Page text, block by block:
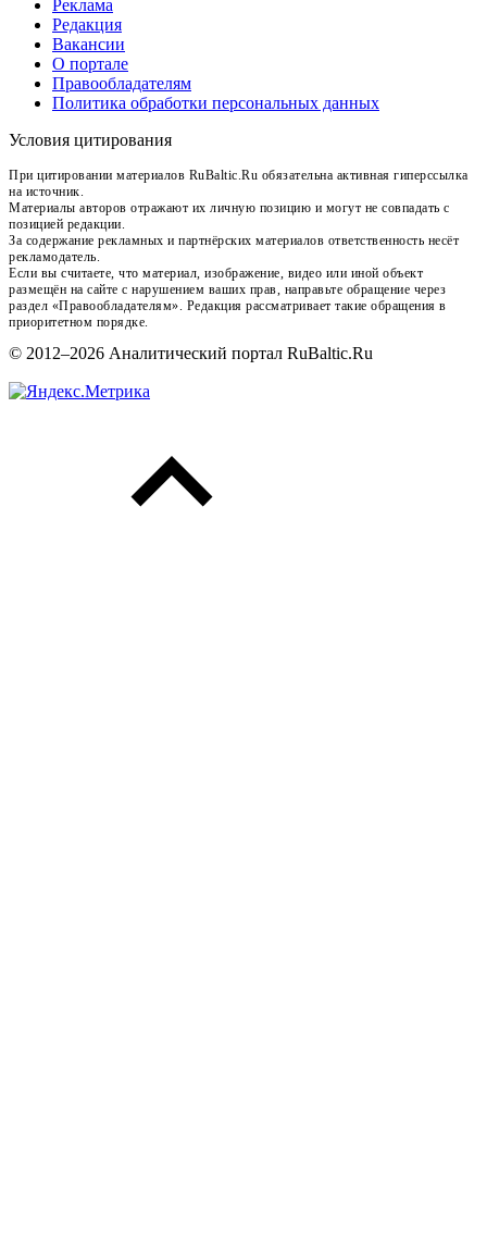
Реклама
Редакция
Вакансии
О портале
Правообладателям
Политика обработки персональных данных
Условия цитирования
При цитировании материалов RuBaltic.Ru обязательна активная гиперссылка
на источник.
Материалы авторов отражают их личную позицию и могут не совпадать с
позицией редакции.
За содержание рекламных и партнёрских материалов ответственность несёт
рекламодатель.
Если вы считаете, что материал, изображение, видео или иной объект
размещён на сайте с нарушением ваших прав, направьте обращение через
раздел «Правообладателям». Редакция рассматривает такие обращения в
приоритетном порядке.
© 2012–2026 Аналитический портал RuBaltic.Ru